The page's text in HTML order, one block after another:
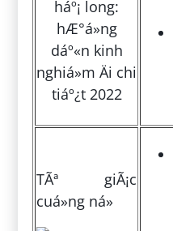
TÃª giÃ¡c
cuá»ng ná»